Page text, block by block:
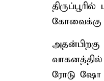
கோவைக்கு
ரோடு ஷோ